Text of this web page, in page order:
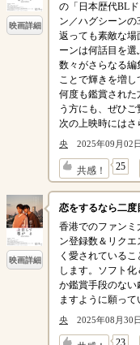
映画詳細
の「日本歴代BL
ン／ハグシーン
返っても素敵な場
ーンは何話目を
数々がさらなる編
ことで輝きを増し
何度も鑑賞され
う方にも、ぜひ
次の上映時にはさ
央 2025年09月02
共感！ 25
↓
映画詳細
恋をするなら二度
香港でのファンミ
ン登録数＆リク
く愛されている
します。ソフト
か鑑賞手段のな
ますように願って
央 2025年08月30
23
↓